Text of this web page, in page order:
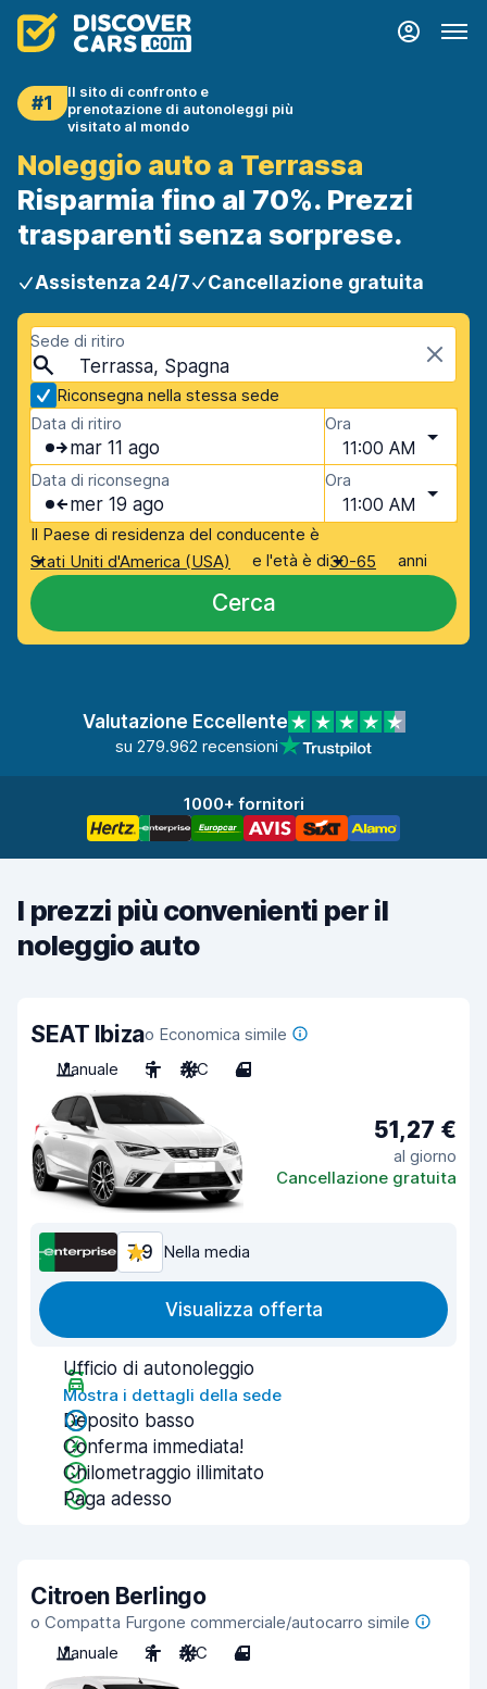
#1
Il sito di confronto e
prenotazione di autonoleggi più
visitato al mondo
Noleggio auto a Terrassa
Risparmia fino al 70%. Prezzi
trasparenti senza sorprese.
Assistenza 24/7 Cancellazione gratuita
Sede di ritiro
Terrassa, Spagna
Riconsegna nella stessa sede
Data di ritiro
mar 11 ago
Ora
11:00 AM
Data di riconsegna
mer 19 ago
Ora
11:00 AM
Il Paese di residenza del conducente è
Stati Uniti d'America (USA)
e l'età è di30-65 anni
Cerca
Valutazione Eccellente
su 279.962 recensioni
1000+ fornitori
I prezzi più convenienti per il
noleggio auto
SEAT Ibizao Economica simile
Manuale
5 A/C 4
51,27 €
al giorno
Cancellazione gratuita
7,9 Nella media
Visualizza offerta
Ufficio di autonoleggio
Mostra i dettagli della sede
Deposito basso
Conferma immediata!
Chilometraggio illimitato
Paga adesso
Citroen Berlingo
o Compatta Furgone commerciale/autocarro simile
Manuale
2 A/C 4